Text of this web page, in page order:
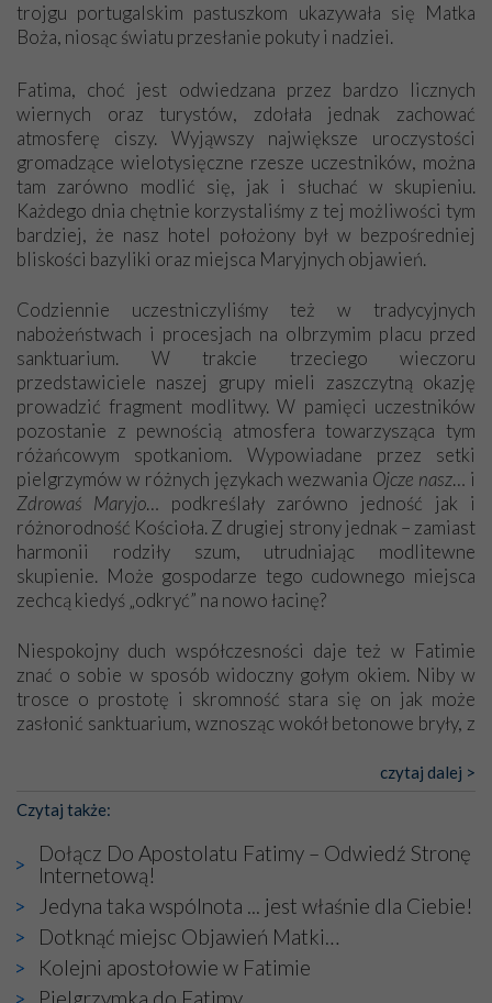
trojgu portugalskim pastuszkom ukazywała się Matka
Boża, niosąc światu przesłanie pokuty i nadziei.
Fatima, choć jest odwiedzana przez bardzo licznych
wiernych oraz turystów, zdołała jednak zachować
atmosferę ciszy. Wyjąwszy największe uroczystości
gromadzące wielotysięczne rzesze uczestników, można
tam zarówno modlić się, jak i słuchać w skupieniu.
Każdego dnia chętnie korzystaliśmy z tej możliwości tym
bardziej, że nasz hotel położony był w bezpośredniej
bliskości bazyliki oraz miejsca Maryjnych objawień.
Codziennie uczestniczyliśmy też w tradycyjnych
nabożeństwach i procesjach na olbrzymim placu przed
sanktuarium. W trakcie trzeciego wieczoru
przedstawiciele naszej grupy mieli zaszczytną okazję
prowadzić fragment modlitwy. W pamięci uczestników
pozostanie z pewnością atmosfera towarzysząca tym
różańcowym spotkaniom. Wypowiadane przez setki
pielgrzymów w różnych językach wezwania Ojcze nasz… i
Zdrowaś Maryjo… podkreślały zarówno jedność jak i
różnorodność Kościoła. Z drugiej strony jednak – zamiast
harmonii rodziły szum, utrudniając modlitewne
skupienie. Może gospodarze tego cudownego miejsca
zechcą kiedyś „odkryć” na nowo łacinę?
Niespokojny duch współczesności daje też w Fatimie
znać o sobie w sposób widoczny gołym okiem. Niby w
trosce o prostotę i skromność stara się on jak może
zasłonić sanktuarium, wznosząc wokół betonowe bryły, z
katolickiego kultu. Tylko co wspólnego z żywą,
kaplice, w których Tabernakulum przypomina bardziej
skrzynkę na narzędzia? Albo co powiedzieć o ustawionym
tuż przy nowej bazylice wielkim krzyżu, na którym
zamiast Chrystusa umieszczono dziwaczną postać jakby
wyjętą ze starożytnych hieroglifów? W kulturowym
kontekście naszych czasów to raczej karykatura niż godny
wizerunek Zbawiciela…
Zatem nawet w bezpośrednim otoczeniu sanktuarium
czytaj dalej >
Czytaj także:
Dołącz Do Apostolatu Fatimy – Odwiedź Stronę
Internetową!
Jedyna taka wspólnota ... jest właśnie dla Ciebie!
Dotknąć miejsc Objawień Matki…
Kolejni apostołowie w Fatimie